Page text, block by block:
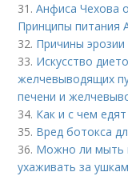
31.Анфиса Чехова
Принципы питания
32. Причины
33. Искусство
желчевыводящих
печени и
34. Как и с чем
35. Вред ботокса
36. Можно ли мыть
ухаживать за